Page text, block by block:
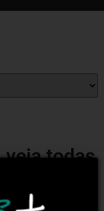
veja todas
informações